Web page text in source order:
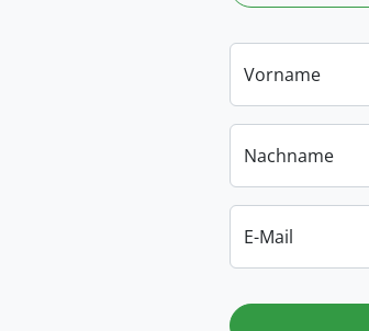
Vorname
Nachname
E-Mail